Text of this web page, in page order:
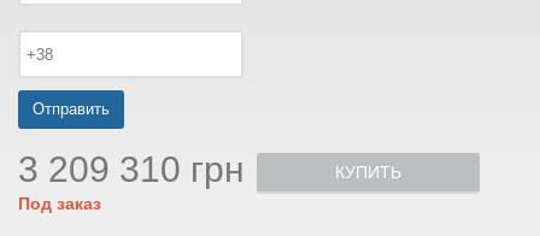
Отправить
3 209 310 грн
Под заказ
КУПИТЬ